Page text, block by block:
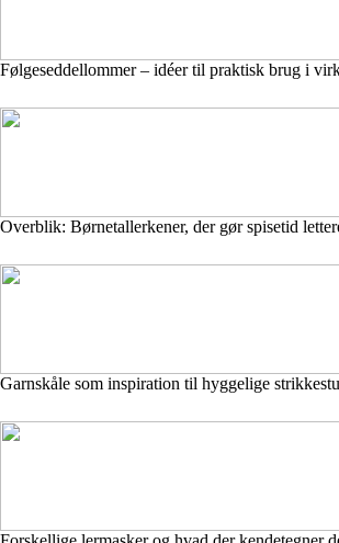
Følgeseddellommer – idéer til praktisk brug i
Overblik: Børnetallerkener, der gør spisetid
Garnskåle som inspiration til hyggelige